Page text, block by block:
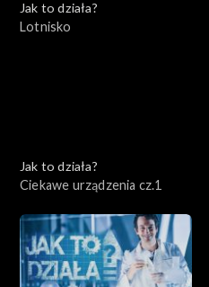
Jak to działa?
Lotnisko
Jak to działa?
Ciekawe urządzenia cz.1